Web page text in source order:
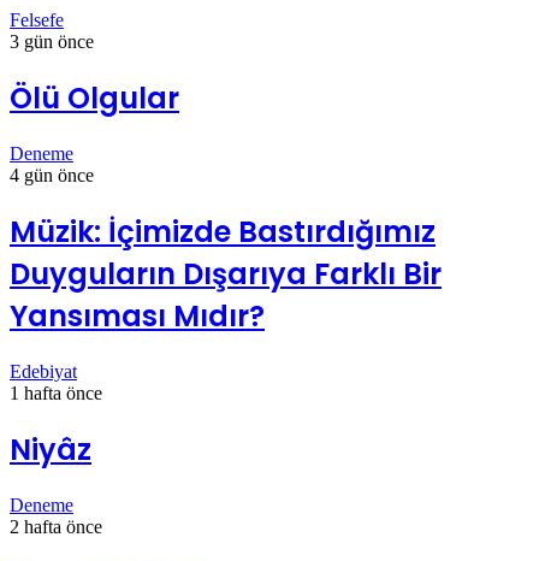
Felsefe
3 gün önce
Ölü Olgular
Deneme
4 gün önce
Müzik: İçimizde Bastırdığımız
Duyguların Dışarıya Farklı Bir
Yansıması Mıdır?
Edebiyat
1 hafta önce
Niyâz
Deneme
2 hafta önce